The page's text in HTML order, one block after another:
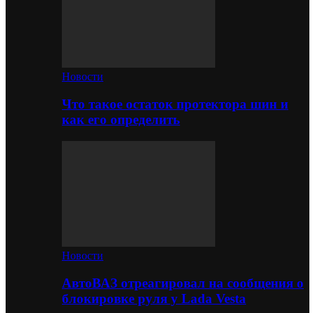
Новости
Что такое остаток протектора шин и
как его определить
Новости
АвтоВАЗ отреагировал на сообщения о
блокировке руля у Lada Vesta